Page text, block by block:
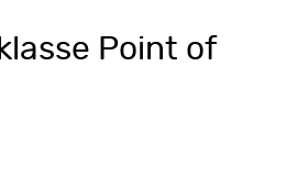
Point of